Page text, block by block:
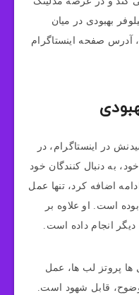
بهبودی در میان
آدرس صفحه اینستاگرام
در اینستاگرام، در
به دنبال کنندگان خود
اضافه کرد، تنها عمل
است. او علاوه بر
انجام داده است.
پروتز لب‌ ها، عمل
وضوح، قابل شهود است.